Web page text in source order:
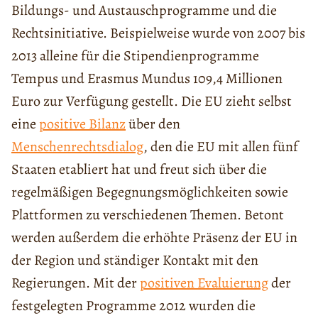
Bildungs- und Austauschprogramme und die
Rechtsinitiative. Beispielweise wurde von 2007 bis
2013 alleine für die Stipendienprogramme
Tempus und Erasmus Mundus 109,4 Millionen
Euro zur Verfügung gestellt. Die EU zieht selbst
einepositive Bilanzüber den
Menschenrechtsdialog, den die EU mit allen fünf
Staaten etabliert hat und freut sich über die
regelmäßigen Begegnungsmöglichkeiten sowie
Plattformen zu verschiedenen Themen. Betont
werden außerdem die erhöhte Präsenz der EU in
der Region und ständiger Kontakt mit den
Regierungen. Mit derpositiven Evaluierungder
festgelegten Programme 2012 wurden die